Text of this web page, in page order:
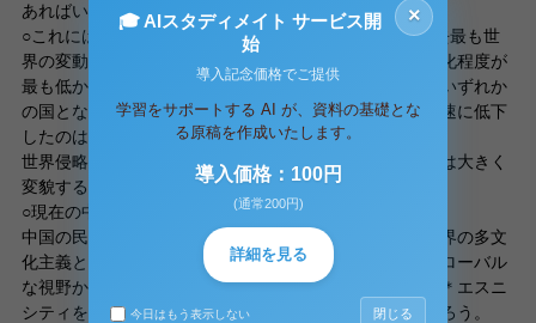
あればいいのか？といった疑念も考えなくてはならない。
○これには中国の歴史的背景も含まれている。中国は過去最も世
界の変動にいたといってもいいのではないか？日本の文化程度が
最も低かった頃から１９世紀に渡るまでに中国は世界のいずれか
の国となんらかの関わりをもっていた。中国の地位が急速に低下
したのは、
世界侵略政策が始まった１９世紀頃であり、この頃中国は大きく
変貌する。
○現在の中華人民共和国の民族問題
中国の民族問題にはその固有性とともに、多くの点で世界の多文
化主義との共通性が見られる。従って、中国を含めたグローバル
な視野から、固有性と共通性の交差する場で、多民族や＊エスニ
シティをめぐる問題系を解きほぐしてゆく必要があるだろう。
×
🎓 AIスタディメイト サービス開
始
導入記念価格でご提供
学習をサポートする AI が、資料の基礎とな
る原稿を作成いたします。
導入価格：100円
(通常200円)
詳細を見る
今日はもう表示しない 閉じる